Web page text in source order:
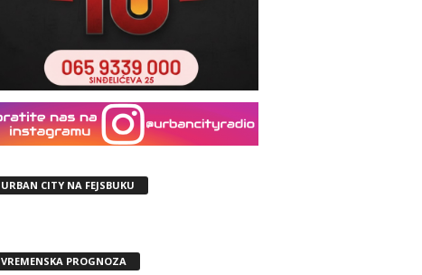
URBAN CITY NA FEJSBUKU
VREMENSKA PROGNOZA